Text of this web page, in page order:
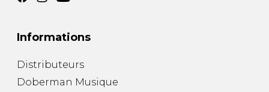
Informations
Distributeurs
Doberman Musique